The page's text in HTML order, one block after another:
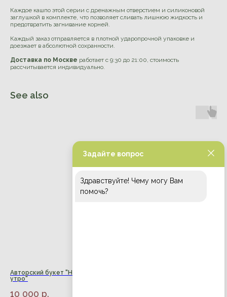
Каждое кашпо этой серии с дренажным отверстием и силиконовой
заглушкой в комплекте, что позволяет сливать лишнюю жидкость и
предотвратить загнивание корней.
Каждый заказ отправляется в плотной ударопрочной упаковке и
доезжает в абсолютной сохранности.
Доставка по Москве работает с 9:30 до 21:00, стоимость
рассчитывается индивидуально.
See also
Авторский букет "Норвежское
утро"
10 000 р.
Задайте вопрос
Здравствуйте! Чему могу Вам
помочь?